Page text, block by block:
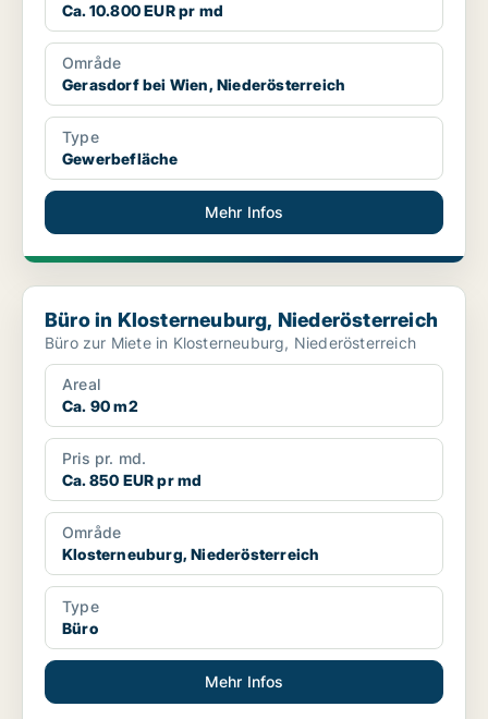
Ca. 10.800 EUR pr md
Område
Gerasdorf bei Wien, Niederösterreich
Type
Gewerbefläche
Mehr Infos
Büro in Klosterneuburg, Niederösterreich
Büro in Klosterneuburg, Niederösterreich
Büro zur Miete in Klosterneuburg, Niederösterreich
Areal
Ca. 90 m2
Pris pr. md.
Ca. 850 EUR pr md
Område
Klosterneuburg, Niederösterreich
Type
Büro
Mehr Infos